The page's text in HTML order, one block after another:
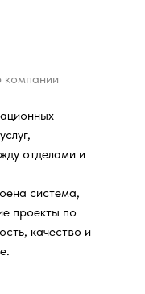
компании
отделами и
система,
проекты по
качество и